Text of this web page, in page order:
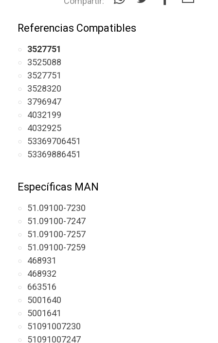
Referencias Compatibles
3527751
3525088
3527751
3528320
3796947
4032199
4032925
53369706451
53369886451
Específicas MAN
51.09100-7230
51.09100-7247
51.09100-7257
51.09100-7259
468931
468932
663516
5001640
5001641
51091007230
51091007247